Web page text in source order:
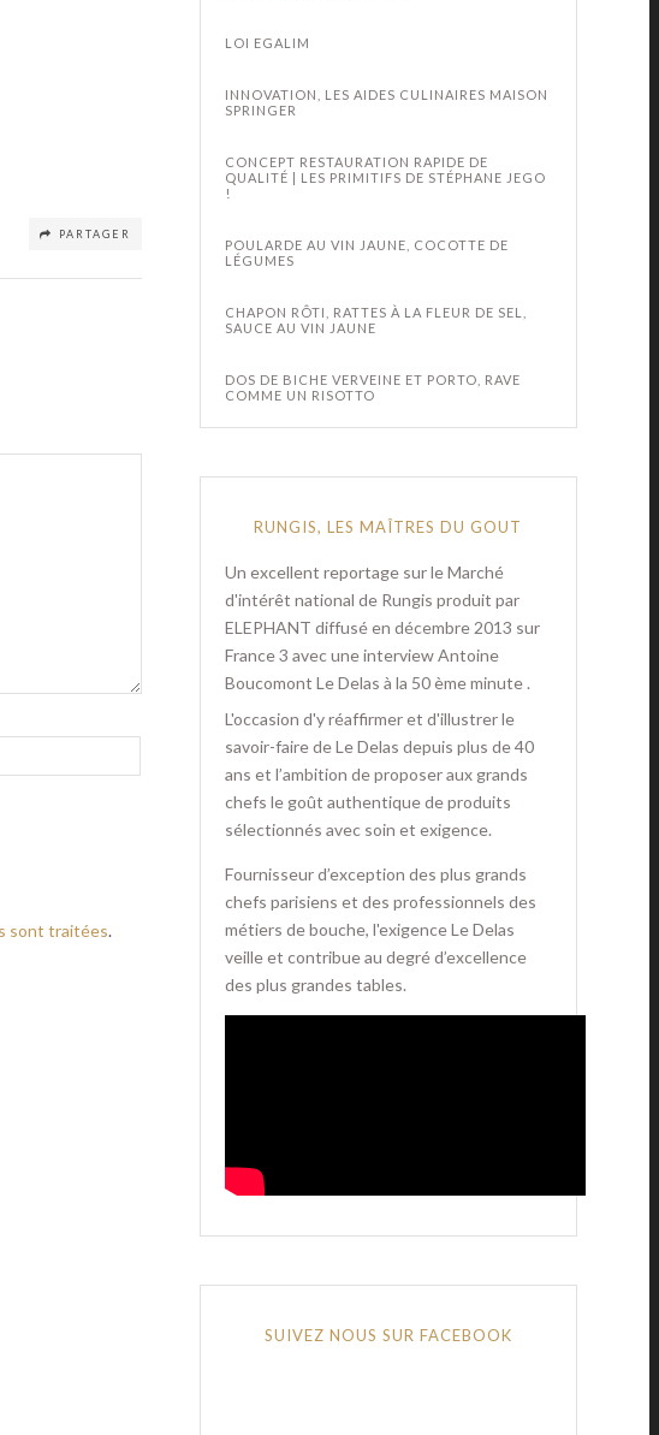
PARTAGER
sont traitées.
LOI EGALIM
INNOVATION, LES AIDES CULINAIRES MAISON
SPRINGER
CONCEPT RESTAURATION RAPIDE DE
QUALITÉ | LES PRIMITIFS DE STÉPHANE JEGO
!
POULARDE AU VIN JAUNE, COCOTTE DE
LÉGUMES
CHAPON RÔTI, RATTES À LA FLEUR DE SEL,
SAUCE AU VIN JAUNE
DOS DE BICHE VERVEINE ET PORTO, RAVE
COMME UN RISOTTO
RUNGIS, LES MAÎTRES DU GOUT
Un excellent reportage sur le Marché
d'intérêt national de Rungis produit par
ELEPHANT diffusé en décembre 2013 sur
France 3 avec une interview Antoine
Boucomont Le Delas à la 50 ème minute .
L'occasion d'y réaffirmer et d'illustrer le
savoir-faire de Le Delas depuis plus de 40
ans et l’ambition de proposer aux grands
chefs le goût authentique de produits
sélectionnés avec soin et exigence.
Fournisseur d’exception des plus grands
chefs parisiens et des professionnels des
métiers de bouche, l'exigence Le Delas
veille et contribue au degré d’excellence
des plus grandes tables.
SUIVEZ NOUS SUR FACEBOOK